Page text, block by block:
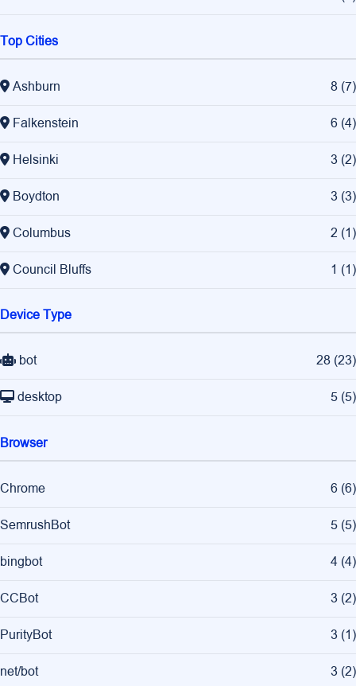
Top Cities
Ashburn 8 (7)
Falkenstein 6 (4)
Helsinki 3 (2)
Boydton 3 (3)
Columbus 2 (1)
Council Bluffs 1 (1)
Device Type
bot 28 (23)
desktop 5 (5)
Browser
Chrome 6 (6)
SemrushBot 5 (5)
bingbot 4 (4)
CCBot 3 (2)
PurityBot 3 (1)
net/bot 3 (2)